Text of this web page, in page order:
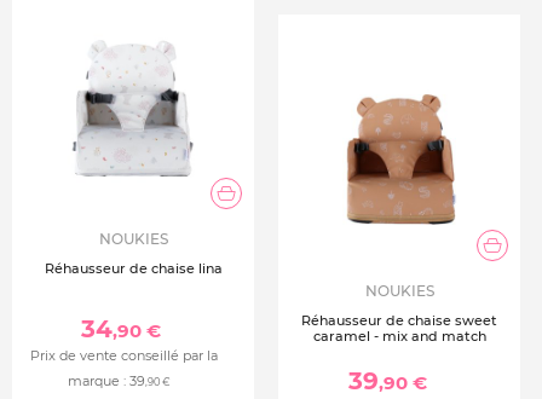
NOUKIES
Réhausseur de chaise lina
34,90 €
Prix de vente conseillé par la
marque : 39,90 €
NOUKIES
Réhausseur de chaise sweet
caramel - mix and match
39,90 €